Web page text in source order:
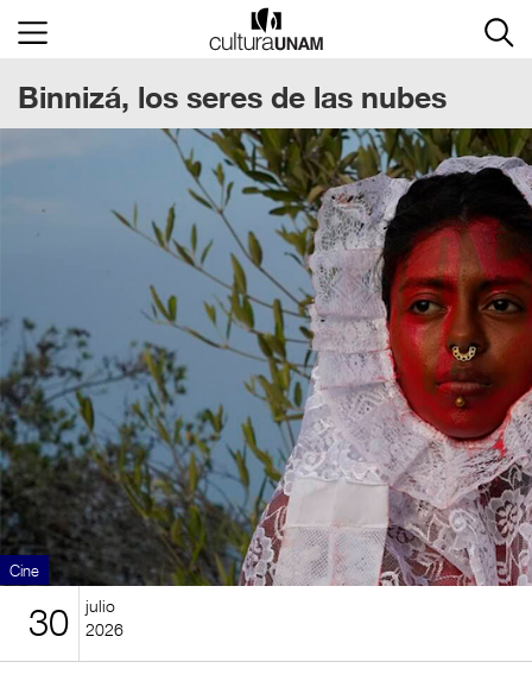
CulturaUNAM
CONVOCATORIAS
DE
PRENSA
RECINTOS
DOCUMENTOS
BOLETOS
Guía
Mensual
Binnizá, los seres de las nubes
Cine
30
julio
2026
×